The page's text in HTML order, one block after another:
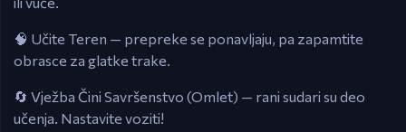
🧠 Učite Teren — prepreke se ponavljaju, pa zapamtite
obrasce za glatke trake.
🔄 Vježba Čini Savršenstvo (Omlet) — rani sudari su deo
učenja. Nastavite voziti!